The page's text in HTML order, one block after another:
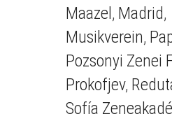
Maazel , Madrid,
Musikverein,
Pozsonyi Zenei
Prokofjev,
Sofía